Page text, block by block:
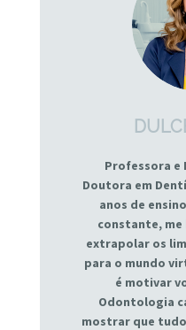
Professora e
Doutora em
anos de
constante,
extrapolar os
para o mundo
é motivar
Odontologia
mostrar que